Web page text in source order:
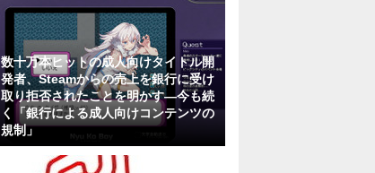
数十万本ヒットの成人向けタイトル開
発者、Steamからの売上を銀行に受け
取り拒否されたことを明かす―今も続
く「銀行による成人向けコンテンツの
規制」